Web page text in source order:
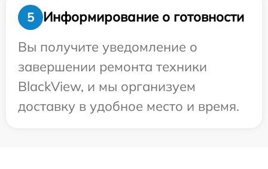
5
Информирование о готовности
Вы получите уведомление о
завершении ремонта техники
BlackView, и мы организуем
доставку в удобное место и время.